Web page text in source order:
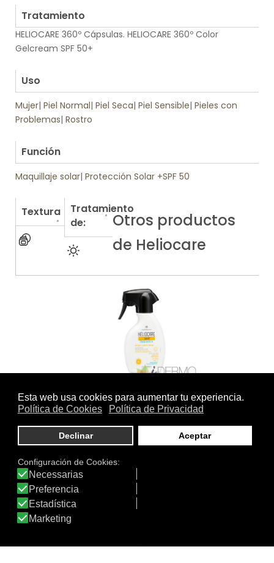
Tratamiento
HELIOCARE 360º Cápsulas. HELIOCARE 360º Color
Gelcream SPF 50+
Uso
Mujer| Piel Normal| Piel Seca| Piel Sensible| Pieles con
Problemas| Rostro
Función
Maquillaje solar| Protección Solar +SPF 50
Textura
Tratamiento
de:
Otros productos
de Heliocare
HELIOCARE 360º PEDIATRICS…